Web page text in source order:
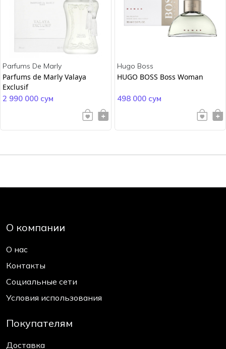
Parfums De Marly
Parfums de Marly Valaya
Exclusif
2 990 000 сум
Hugo Boss
HUGO BOSS Boss Woman
498 000 сум
О компании
О нас
Контакты
Социальные сети
Условия использования
Покупателям
Доставка